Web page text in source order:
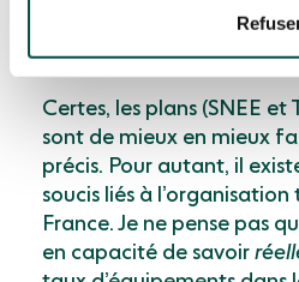
dichotomie entre les
Certes, les plans (SNEE
sont de mieux en mieux
précis. Pour autant, il
soucis liés à
France. Je ne pense pas
en capacité de savoir